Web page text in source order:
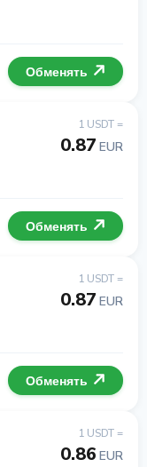
Обменять
1 USDT =
0.87 EUR
Обменять
1 USDT =
0.87 EUR
Обменять
1 USDT =
0.86 EUR